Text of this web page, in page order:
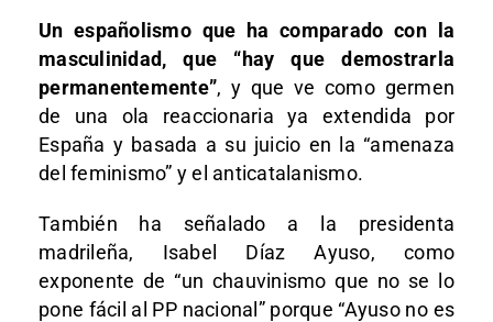
Un españolismo que ha comparado con la
masculinidad, que “hay que demostrarla
permanentemente”, y que ve como germen
de una ola reaccionaria ya extendida por
España y basada a su juicio en la “amenaza
del feminismo” y el anticatalanismo.
También ha señalado a la presidenta
madrileña, Isabel Díaz Ayuso, como
exponente de “un chauvinismo que no se lo
pone fácil al PP nacional” porque “Ayuso no es